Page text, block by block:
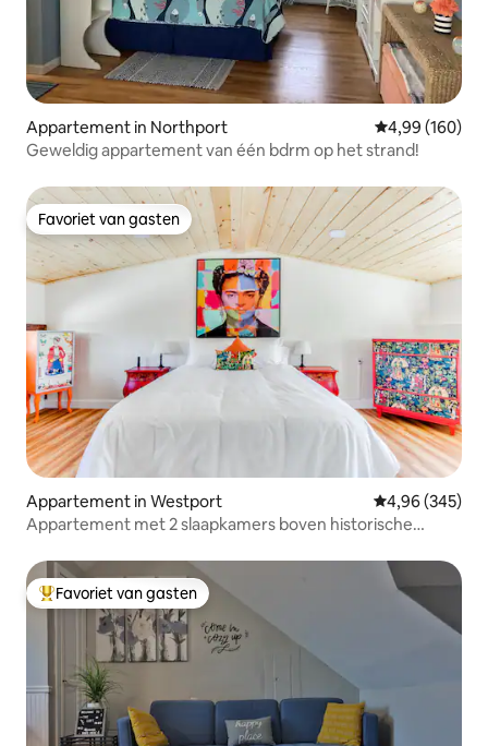
Appartement in Northport Gemiddelde
4,99 (160)
Geweldig appartement van één bdrm op het strand!
Favoriet van gasten
Favoriet van gasten
Appartement in Westport Gemiddelde
4,96 (345)
Appartement met 2 slaapkamers boven historische
Topfavoriet van gasten
Favoriet van gasten